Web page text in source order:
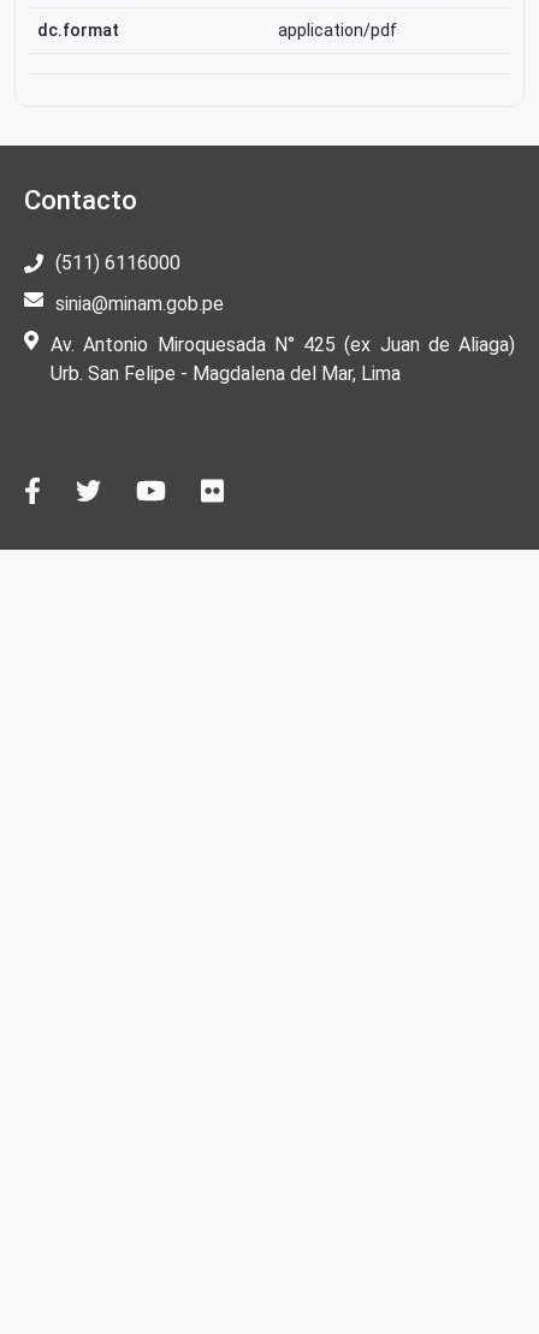
dc.format application/pdf
Contacto
(511) 6116000
sinia@minam.gob.pe
Av. Antonio Miroquesada N° 425 (ex Juan de Aliaga)
Urb. San Felipe - Magdalena del Mar, Lima